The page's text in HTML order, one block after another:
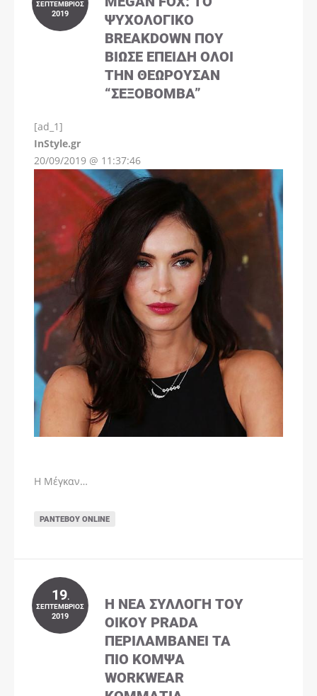
ΣΕΠΤΈΜΒΡΙΟΣ
2019
ΨΥΧΟΛΟΓΙΚΌ
BREAKDOWN ΠΟΥ
ΒΊΩΣΕ ΕΠΕΙΔΉ ΌΛΟΙ
ΤΗΝ ΘΕΩΡΟΎΣΑΝ
“ΣΕΞΟΒΌΜΒΑ”
[ad_1]
InStyle.gr
20/09/2019 @ 11:37:46
Η Μέγκαν…
ΡΑΝΤΕΒΟΎ ONLINE
19.
ΣΕΠΤΈΜΒΡΙΟΣ
2019
Η ΝΈΑ ΣΥΛΛΟΓΉ ΤΟΥ
ΟΊΚΟΥ PRADA
ΠΕΡΙΛΑΜΒΆΝΕΙ ΤΑ
ΠΙΟ ΚΟΜΨΆ
WORKWEAR